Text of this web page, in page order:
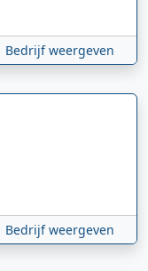
Bedrijf weergeven
Bedrijf weergeven